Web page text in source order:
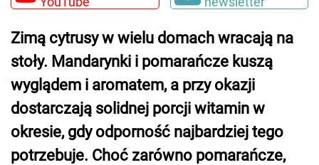
Zimą cytrusy w wielu domach wracają na
stoły. Mandarynki i pomarańcze kuszą
wyglądem i aromatem, a przy okazji
dostarczają solidnej porcji witamin w
okresie, gdy odporność najbardziej tego
potrzebuje. Choć zarówno pomarańcze,